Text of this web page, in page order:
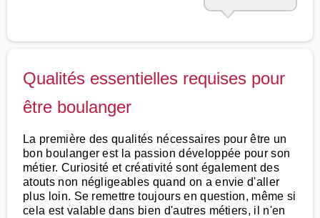
Qualités essentielles requises pour
être boulanger
La première des qualités nécessaires pour être un
bon boulanger est la passion développée pour son
métier. Curiosité et créativité sont également des
atouts non négligeables quand on a envie d'aller
plus loin. Se remettre toujours en question, même si
cela est valable dans bien d'autres métiers, il n'en